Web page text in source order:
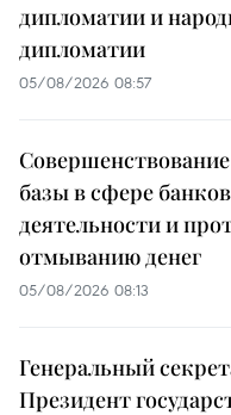
дипломатии и
дипломатии
05/08/2026 08:57
базы в сфере
деятельности и
отмыванию денег
05/08/2026 08:13
Генеральный
Президент